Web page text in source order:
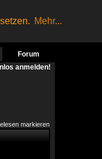
Mehr...
Forum
anmelden!
markieren